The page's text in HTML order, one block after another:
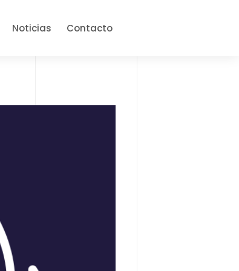
Noticias Contacto